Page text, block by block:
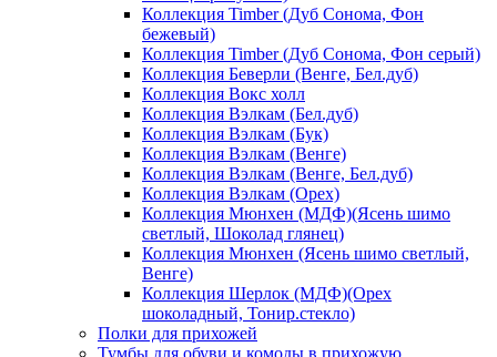
Коллекция Timber (Дуб Сонома, Фон
бежевый)
Коллекция Timber (Дуб Сонома, Фон серый)
Коллекция Беверли (Венге, Бел.дуб)
Коллекция Вокс холл
Коллекция Вэлкам (Бел.дуб)
Коллекция Вэлкам (Бук)
Коллекция Вэлкам (Венге)
Коллекция Вэлкам (Венге, Бел.дуб)
Коллекция Вэлкам (Орех)
Коллекция Мюнхен (МДФ)(Ясень шимо
светлый, Шоколад глянец)
Коллекция Мюнхен (Ясень шимо светлый,
Венге)
Коллекция Шерлок (МДФ)(Орех
шоколадный, Тонир.стекло)
Полки для прихожей
Тумбы для обуви и комоды в прихожую